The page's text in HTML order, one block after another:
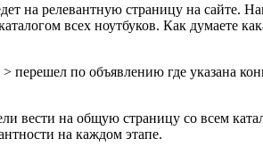
на релевантную страницу на сайте.
всех ноутбуков. Как думаете
по объявлению где указана
вести на общую страницу со всем
на каждом этапе.